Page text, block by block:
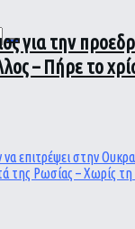
για την
– Πήρε το